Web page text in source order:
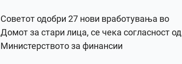
Советот одобри 27 нови вработувања во
Домот за стари лица, се чека согласност од
Министерството за финансии